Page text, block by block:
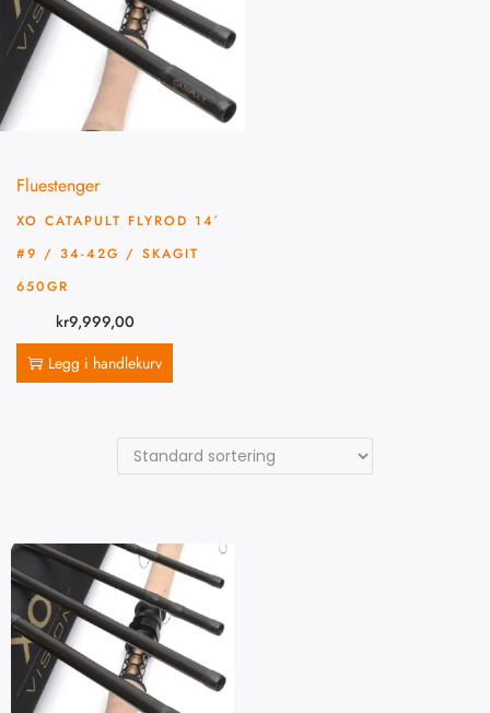
Fluestenger
XO CATAPULT FLYROD 14′
#9 / 34-42G / SKAGIT
650GR
kr9,999,00
Legg i handlekurv